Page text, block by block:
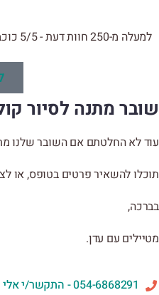
למעלה מ-250 חוות דעת - 5/5 כוכבים!
שובר מתנה לסיור
עוד לא החלטתם אם השובר שלנו
תוכלו להשאיר פרטים בטופס, או
בברכה,
מטיילים עם עדן.
054-6868291 - התקשר/י אלי